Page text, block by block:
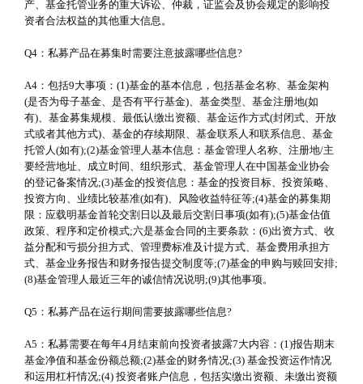
产、基金托管业务的重大诉讼、仲裁，证监会及协会规定的影响投
资者合法权益的其他重大信息。
Q4：私募产品在募集时需要注意披露哪些信息?
A4：包括9大事项：(1)基金的基本信息，包括基金名称、基金架构
(是否为母子基金、是否有平行基金)、基金类型、基金注册地(如
有)、基金募集规模、最低认缴出资额、基金运作方式(封闭式、开放
式或者其他方式)、基金的存续期限、基金联系人和联系信息、基金
托管人(如有);(2)基金管理人基本信息：基金管理人名称、注册地/主
要经营地址、成立时间、组织形式、基金管理人在中国基金业协会
的登记备案情况;(3)基金的投资信息：基金的投资目标、投资策略、
投资方向、业绩比较基准(如有)、风险收益特征等;(4)基金的募集期
限：应载明基金首轮交割日以及最后交割日事项(如有);(5)基金估值
政策、程序和定价模式;六是基金合同的主要条款：(6)出资方式、收
益分配和亏损分担方式、管理费标准及计提方式、基金费用承担方
式、基金业务报告和财务报告提交制度等;(7)基金的申购与赎回安排;
(8)基金管理人最近三年的诚信情况说明;(9)其他事项。
Q5：私募产品在运行期间需要披露哪些信息?
A5：私募需要在每年4月结束前向投资者披露7大内容：(1)报告期末
基金净值和基金份额总额;(2)基金的财务情况;(3) 基金投资运作情况
和运用杠杆情况;(4) 投资者账户信息，包括实缴出资额、未缴出资额